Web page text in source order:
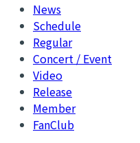
News
Schedule
Regular
Concert / Event
Video
Release
Member
FanClub